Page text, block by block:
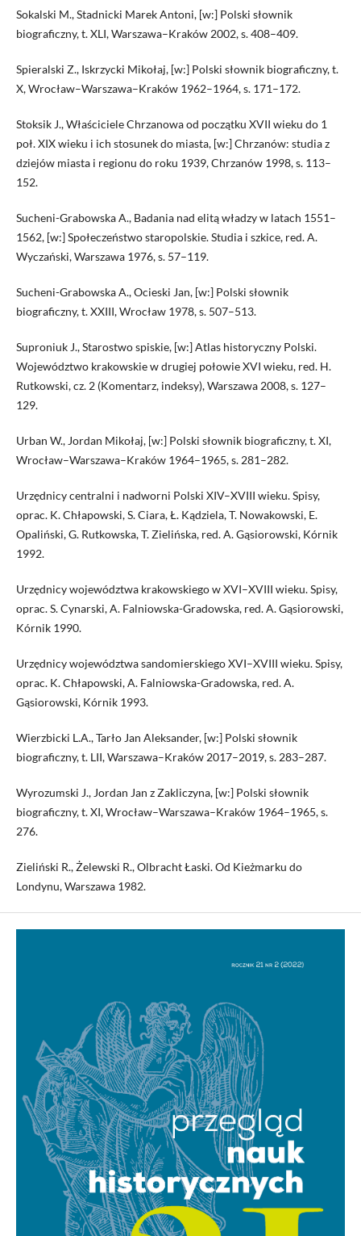
Sokalski M., Stadnicki Marek Antoni, [w:] Polski słownik
biograficzny, t. XLI, Warszawa–Kraków 2002, s. 408–409.
Spieralski Z., Iskrzycki Mikołaj, [w:] Polski słownik biograficzny, t.
X, Wrocław–Warszawa–Kraków 1962–1964, s. 171–172.
Stoksik J., Właściciele Chrzanowa od początku XVII wieku do 1
poł. XIX wieku i ich stosunek do miasta, [w:] Chrzanów: studia z
dziejów miasta i regionu do roku 1939, Chrzanów 1998, s. 113–
152.
Sucheni-Grabowska A., Badania nad elitą władzy w latach 1551–
1562, [w:] Społeczeństwo staropolskie. Studia i szkice, red. A.
Wyczański, Warszawa 1976, s. 57–119.
Sucheni-Grabowska A., Ocieski Jan, [w:] Polski słownik
biograficzny, t. XXIII, Wrocław 1978, s. 507–513.
Suproniuk J., Starostwo spiskie, [w:] Atlas historyczny Polski.
Województwo krakowskie w drugiej połowie XVI wieku, red. H.
Rutkowski, cz. 2 (Komentarz, indeksy), Warszawa 2008, s. 127–
129.
Urban W., Jordan Mikołaj, [w:] Polski słownik biograficzny, t. XI,
Wrocław–Warszawa–Kraków 1964–1965, s. 281–282.
Urzędnicy centralni i nadworni Polski XIV–XVIII wieku. Spisy,
oprac. K. Chłapowski, S. Ciara, Ł. Kądziela, T. Nowakowski, E.
Opaliński, G. Rutkowska, T. Zielińska, red. A. Gąsiorowski, Kórnik
1992.
Urzędnicy województwa krakowskiego w XVI–XVIII wieku. Spisy,
oprac. S. Cynarski, A. Falniowska-Gradowska, red. A. Gąsiorowski,
Kórnik 1990.
Urzędnicy województwa sandomierskiego XVI–XVIII wieku. Spisy,
oprac. K. Chłapowski, A. Falniowska-Gradowska, red. A.
Gąsiorowski, Kórnik 1993.
Wierzbicki L.A., Tarło Jan Aleksander, [w:] Polski słownik
biograficzny, t. LII, Warszawa–Kraków 2017–2019, s. 283–287.
Wyrozumski J., Jordan Jan z Zakliczyna, [w:] Polski słownik
biograficzny, t. XI, Wrocław–Warszawa–Kraków 1964–1965, s.
276.
Zieliński R., Żelewski R., Olbracht Łaski. Od Kieżmarku do
Londynu, Warszawa 1982.